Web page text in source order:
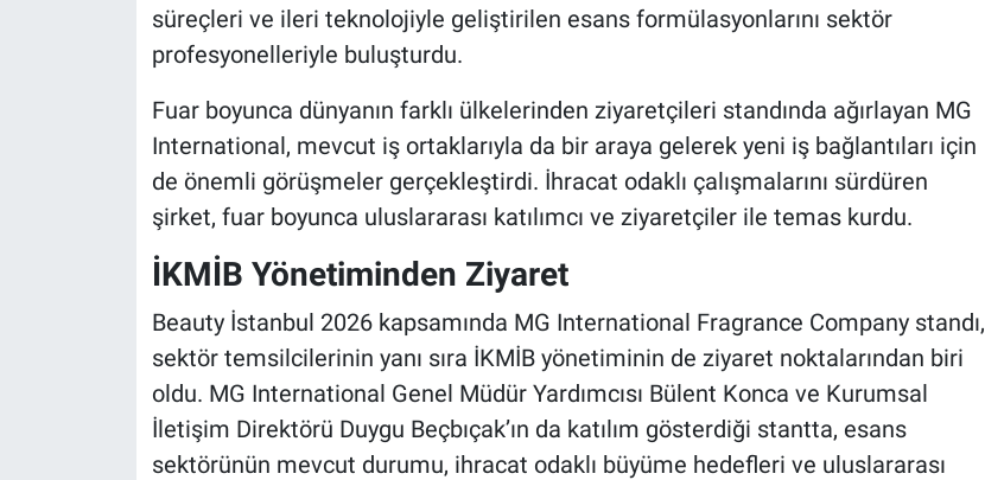
süreçleri ve ileri teknolojiyle geliştirilen esans formülasyonlarını sektör
profesyonelleriyle buluşturdu.
Fuar boyunca dünyanın farklı ülkelerinden ziyaretçileri standında ağırlayan MG
International, mevcut iş ortaklarıyla da bir araya gelerek yeni iş bağlantıları için
de önemli görüşmeler gerçekleştirdi. İhracat odaklı çalışmalarını sürdüren
şirket, fuar boyunca uluslararası katılımcı ve ziyaretçiler ile temas kurdu.
İKMİB Yönetiminden Ziyaret
Beauty İstanbul 2026 kapsamında MG International Fragrance Company standı,
sektör temsilcilerinin yanı sıra İKMİB yönetiminin de ziyaret noktalarından biri
oldu. MG International Genel Müdür Yardımcısı Bülent Konca ve Kurumsal
İletişim Direktörü Duygu Beçbıçak’ın da katılım gösterdiği stantta, esans
sektörünün mevcut durumu, ihracat odaklı büyüme hedefleri ve uluslararası